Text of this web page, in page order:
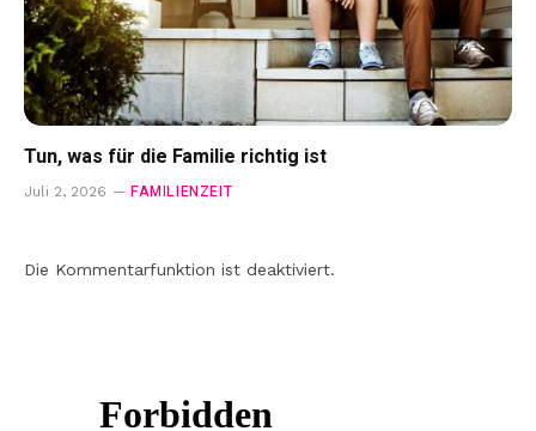
Tun, was für die Familie richtig ist
Juli 2, 2026 FAMILIENZEIT
Die Kommentarfunktion ist deaktiviert.